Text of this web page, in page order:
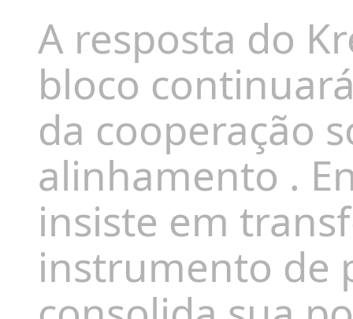
A resposta do
bloco
da cooperação
alinhamento .
insiste em
instrumento de